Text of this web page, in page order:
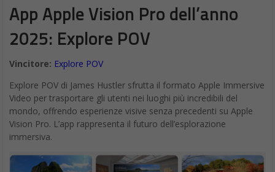
App Apple Vision Pro dell’anno
2025: Explore POV
Vincitore: Explore POV
Explore POV di James Hustler sfrutta il formato Apple Immersive
Video per trasportare gli utenti nei luoghi più incredibili del
mondo, offrendo esperienze visive senza precedenti su Apple
Vision Pro. L’app rappresenta il futuro dell’esplorazione
immersiva.